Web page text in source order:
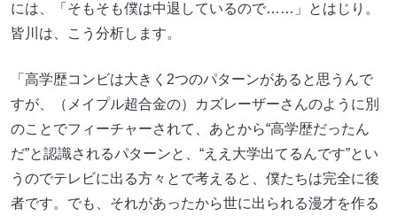
には、「そもそも僕は中退しているので……」とはじり。
皆川は、こう分析します。
「高学歴コンビは大きく2つのパターンがあると思うんで
すが、（メイプル超合金の）カズレーザーさんのように別
のことでフィーチャーされて、あとから“高学歴だったん
だ”と認識されるパターンと、“ええ大学出てるんです”とい
うのでテレビに出る方々とで考えると、僕たちは完全に後
者です。でも、それがあったから世に出られる漫才を作る